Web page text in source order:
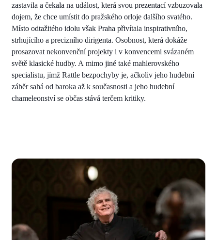
zastavila a čekala na událost, která svou prezentací vzbuzovala
dojem, že chce umístit do pražského orloje dalšího svatého.
Místo odtažitého idolu však Praha přivítala inspirativního,
strhujícího a precizního dirigenta. Osobnost, která dokáže
prosazovat nekonvenční projekty i v konvencemi svázaném
světě klasické hudby. A mimo jiné také mahlerovského
specialistu, jímž Rattle bezpochyby je, ačkoliv jeho hudební
záběr sahá od baroka až k současnosti a jeho hudební
chameleonství se občas stává terčem kritiky.